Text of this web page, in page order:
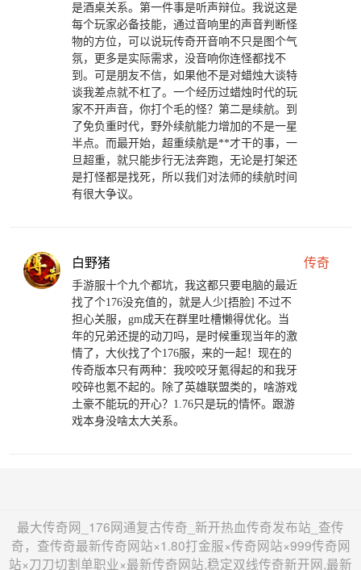
是酒桌关系。第一件事是听声辩位。我说这是
每个玩家必备技能，通过音响里的声音判断怪
物的方位，可以说玩传奇开音响不只是图个气
氛，更多是实际需求，没音响你连怪都找不
到。可是朋友不信，如果他不是对蜡烛大谈特
谈我差点就不杠了。一个经历过蜡烛时代的玩
家不开声音，你打个毛的怪？第二是续航。到
了免负重时代，野外续航能力增加的不是一星
半点。而最开始，超重续航是**才干的事，一
旦超重，就只能步行无法奔跑，无论是打架还
是打怪都是找死，所以我们对法师的续航时间
有很大争议。
白野猪 传奇
手游服十个九个都坑，我这都只要电脑的最近
找了个176没充值的，就是人少[捂脸] 不过不
担心关服，gm成天在群里吐槽懒得优化。当
年的兄弟还提的动刀吗，是时候重现当年的激
情了，大伙找了个176服，来的一起！现在的
传奇版本只有两种：我咬咬牙氪得起的和我牙
咬碎也氪不起的。除了英雄联盟类的，啥游戏
土豪不能玩的开心？1.76只是玩的情怀。跟游
戏本身没啥太大关系。
最大传奇网_176网通复古传奇_新开热血传奇发布站_查传
奇，查传奇最新传奇网站×1.80打金服×传奇网站×999传奇网
站×刀刀切割单职业×最新传奇网站,稳定双线传奇新开网,最新